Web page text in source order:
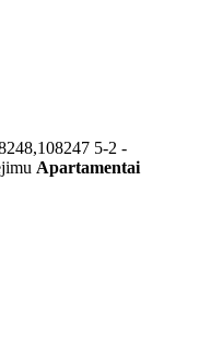
5-2 -
Apartamentai